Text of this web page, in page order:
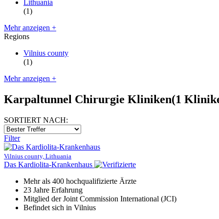
Lithuania
(1)
Mehr anzeigen +
Regions
Vilnius county
(1)
Mehr anzeigen +
Karpaltunnel Chirurgie Kliniken(1
SORTIERT NACH:
Filter
Vilnius county, Lithuania
Das Kardiolita-Krankenhaus
Mehr als 400 hochqualifizierte Ärzte
23 Jahre Erfahrung
Mitglied der Joint Commission International (JCI)
Befindet sich in Vilnius